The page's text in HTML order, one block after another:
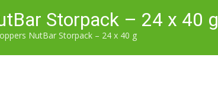
Storpack – 24 x 40 g
NutBar Storpack – 24 x 40 g